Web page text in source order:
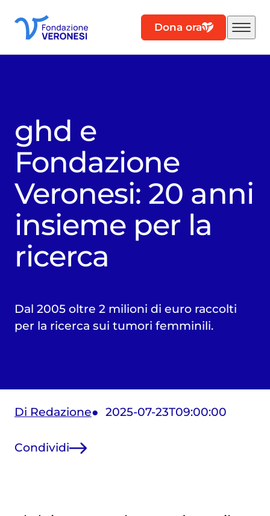
Dona ora
ghd e
Fondazione
Veronesi: 20 anni
insieme per la
ricerca
Dal 2005 oltre 2 milioni di euro raccolti
per la ricerca sui tumori femminili.
Di Redazione 2025-07-23T09:00:00
Condividi